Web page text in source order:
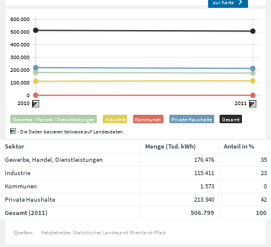
zur Karte
Gewerbe / Handel / Dienstleistungen Industrie Kommunen Private Haushalte
Gesamt
- Die Daten basieren teilweise auf Landesdaten.
Sektor Menge (Tsd. kWh)
Anteil in %
Gewerbe, Handel, Dienstleistungen
176.476
35
Industrie
115.411
23
Kommunen
1.573
0
Private Haushalte
213.340
42
Gesamt (2011)
506.799 100
Quellen: Netzbetreiber Statistisches Landesamt Rheinland-Pfalz